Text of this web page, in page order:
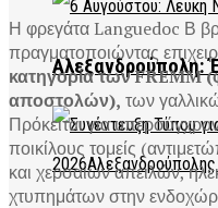
Αλεξανδρούπολη:
Η φρεγάτα Languedoc Β
πραγματοποιώντας
κατηγορία των FREMM
αποστολών), των
Πρόκειται για
ποικίλους τομείς
και χερσαίων απειλών,
χτυπημάτων στην